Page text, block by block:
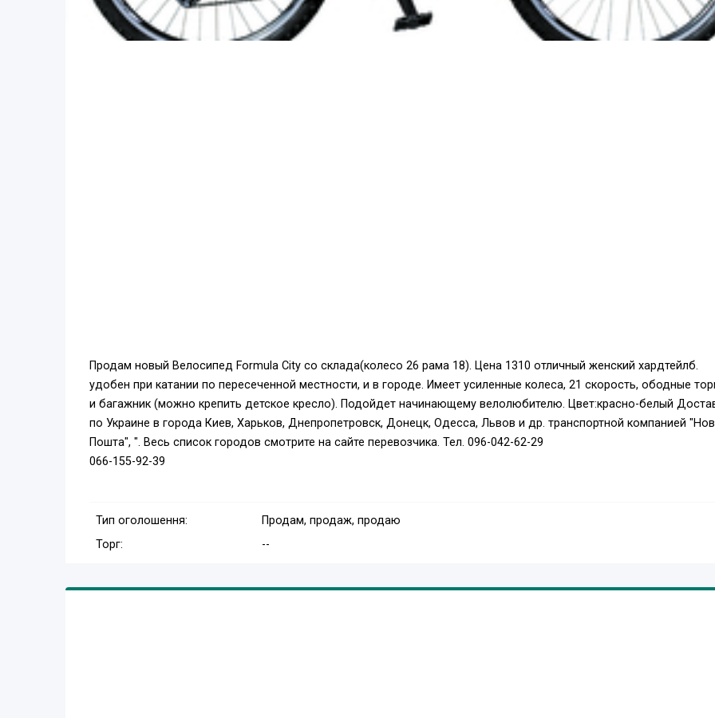
Продам новый Велосипед Formula City со склада(колесо 26 рама 18). Цена 1310 отличный женский хардтейлб.
удобен при катании по пересеченной местности, и в городе. Имеет усиленные колеса, 21 скорость, ободные
и багажник (можно крепить детское кресло). Подойдет начинающему велолюбителю. Цвет:красно-белый
по Украине в города Киев, Харьков, Днепропетровск, Донецк, Одесса, Львов и др. транспортной компанией
Пошта", ". Весь список городов смотрите на сайте перевозчика. Тел. 096-042-62-29
066-155-92-39
Тип оголошення:
Продам, продаж, продаю
Торг:
--